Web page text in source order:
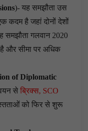
)- यह समझौता उस
कदम है जहां दोनों देशों
समझौता गलवान 2020
और सीमा पर अधिक
of Diplomatic
से ब्रिक्स, SCO
को फिर से शुरू